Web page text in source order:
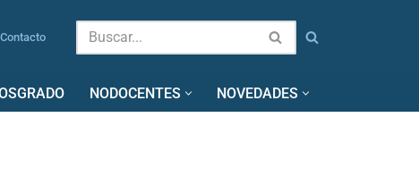
Contacto
NODOCENTES NOVEDADES